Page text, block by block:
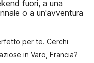
fuori, a una
o a un'avventura
per te. Cerchi
in Varo, Francia?